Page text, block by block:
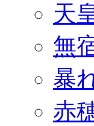
天
無
暴
赤